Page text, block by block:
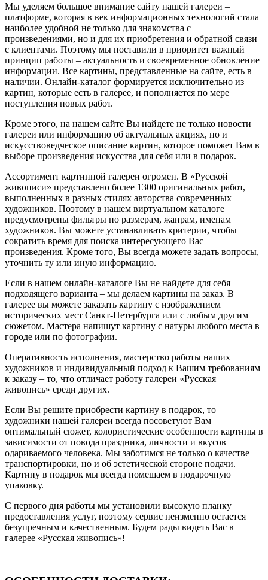
Мы уделяем большое внимание сайту нашей галереи –
платформе, которая в век информационных технологий стала
наиболее удобной не только для знакомства с
произведениями, но и для их приобретения и обратной связи
с клиентами. Поэтому мы поставили в приоритет важный
принцип работы – актуальность и своевременное обновление
информации. Все картины, представленные на сайте, есть в
наличии. Онлайн-каталог формируется исключительно из
картин, которые есть в галерее, и пополняется по мере
поступления новых работ.
Кроме этого, на нашем сайте Вы найдете не только новости
галереи или информацию об актуальных акциях, но и
искусствоведческое описание картин, которое поможет Вам в
выборе произведения искусства для себя или в подарок.
Ассортимент картинной галереи огромен. В «Русской
живописи» представлено более 1300 оригинальных работ,
выполненных в разных стилях авторства современных
художников. Поэтому в нашем виртуальном каталоге
предусмотрены фильтры по размерам, жанрам, именам
художников. Вы можете устанавливать критерии, чтобы
сократить время для поиска интересующего Вас
произведения. Кроме того, Вы всегда можете задать вопросы,
уточнить ту или иную информацию.
Если в нашем онлайн-каталоге Вы не найдете для себя
подходящего варианта – мы делаем картины на заказ. В
галерее вы можете заказать картину с изображением
исторических мест Санкт-Петербурга или с любым другим
сюжетом. Мастера напишут картину с натуры любого места в
городе или по фотографии.
Оперативность исполнения, мастерство работы наших
художников и индивидуальный подход к Вашим требованиям
к заказу – то, что отличает работу галереи «Русская
живопись» среди других.
Если Вы решите приобрести картину в подарок, то
художники нашей галереи всегда посоветуют Вам
оптимальный сюжет, колористические особенности картины в
зависимости от повода праздника, личности и вкусов
одариваемого человека. Мы заботимся не только о качестве
транспортировки, но и об эстетической стороне подачи.
Картину в подарок мы всегда помещаем в подарочную
упаковку.
С первого дня работы мы установили высокую планку
предоставления услуг, поэтому сервис неизменно остается
безупречным и качественным. Будем рады видеть Вас в
галерее «Русская живопись»!